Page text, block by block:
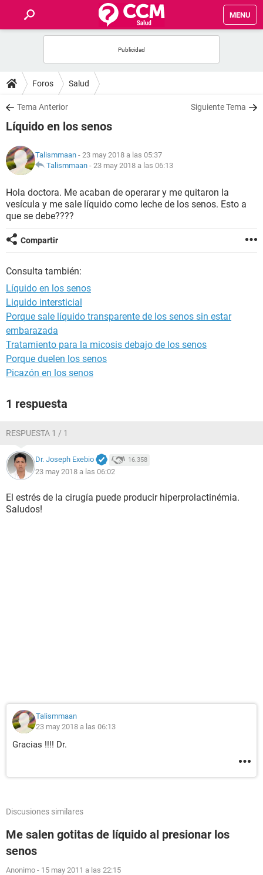
MENU
FOROS
SALUD
FAMILIA
NUTRICIÓN
BIENESTAR
Foros Salud
Tema Anterior Siguiente Tema
Líquido en los senos
Talismmaan - 23 may 2018 a las 05:37
Talismmaan - 23 may 2018 a las 06:13
Hola doctora. Me acaban de operarar y me quitaron la
vesícula y me sale líquido como leche de los senos. Esto a
que se debe????
Compartir
Consulta también:
Líquido en los senos
Liquido intersticial
Porque sale líquido transparente de los senos sin estar
embarazada
Tratamiento para la micosis debajo de los senos
Porque duelen los senos
Picazón en los senos
1 respuesta
RESPUESTA 1 / 1
Dr. Joseph Exebio 16.358
23 may 2018 a las 06:02
El estrés de la cirugía puede producir hiperprolactinémia.
Saludos!
Talismmaan
23 may 2018 a las 06:13
Gracias !!!! Dr.
Discusiones similares
Me salen gotitas de líquido al presionar los
senos
Anonimo - 15 may 2011 a las 22:15